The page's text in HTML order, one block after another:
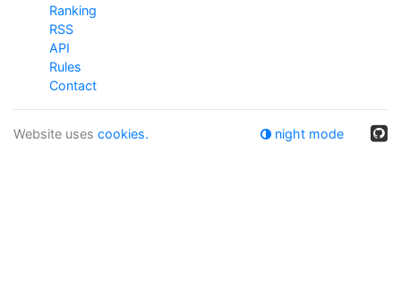
Ranking
RSS
API
Rules
Contact
Website uses cookies. night mode